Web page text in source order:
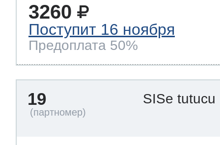
3260
Поступит 16 ноября
Предоплата 50%
19 SISe tutucu